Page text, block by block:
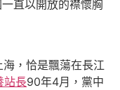
直以開放的襟懷胸
恰是飄蕩在長江
站長90年4月，黨中